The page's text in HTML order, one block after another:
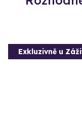
Exkluzivně u